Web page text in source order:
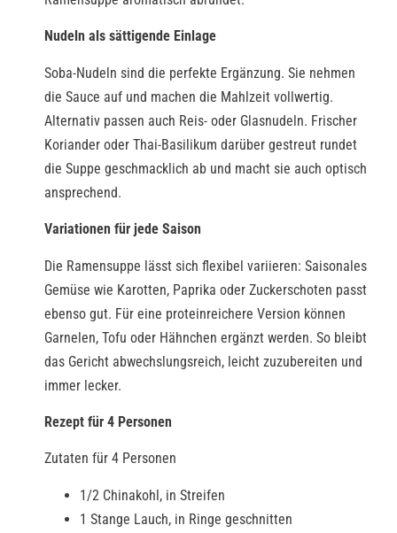
Nudeln als sättigende Einlage
Soba-Nudeln sind die perfekte Ergänzung. Sie nehmen
die Sauce auf und machen die Mahlzeit vollwertig.
Alternativ passen auch Reis- oder Glasnudeln. Frischer
Koriander oder Thai-Basilikum darüber gestreut rundet
die Suppe geschmacklich ab und macht sie auch optisch
ansprechend.
Variationen für jede Saison
Die Ramensuppe lässt sich flexibel variieren: Saisonales
Gemüse wie Karotten, Paprika oder Zuckerschoten passt
ebenso gut. Für eine proteinreichere Version können
Garnelen, Tofu oder Hähnchen ergänzt werden. So bleibt
das Gericht abwechslungsreich, leicht zuzubereiten und
immer lecker.
Rezept für 4 Personen
Zutaten für 4 Personen
1/2 Chinakohl, in Streifen
1 Stange Lauch, in Ringe geschnitten